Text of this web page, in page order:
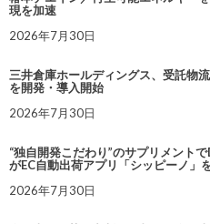
現を加速
2026年7月30日
三井倉庫ホールディングス、受託物
を開発・導入開始
2026年7月30日
“独自開発こだわり”のサプリメント
がEC自動出荷アプリ「シッピーノ」
2026年7月30日